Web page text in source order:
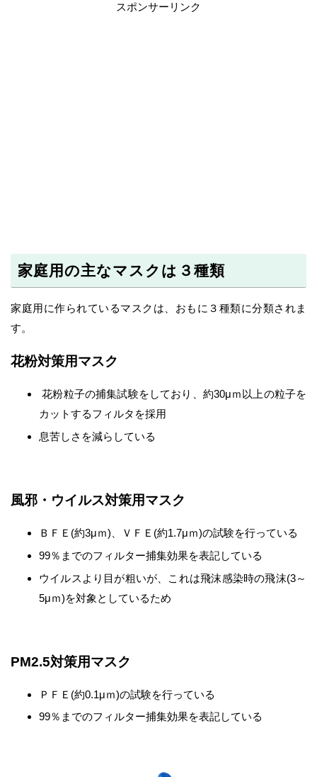
スポンサーリンク
家庭用の主なマスクは３種類
家庭用に作られているマスクは、おもに３種類に分類されま
す。
花粉対策用マスク
花粉粒子の捕集試験をしており、約30μｍ以上の粒子を
カットするフィルタを採用
息苦しさを減らしている
風邪・ウイルス対策用マスク
ＢＦＥ(約3μｍ)、ＶＦＥ(約1.7μｍ)の試験を行っている
99％までのフィルター捕集効果を表記している
ウイルスより目が粗いが、これは飛沫感染時の飛沫(3～
5μｍ)を対象としているため
PM2.5対策用マスク
ＰＦＥ(約0.1μｍ)の試験を行っている
99％までのフィルター捕集効果を表記している